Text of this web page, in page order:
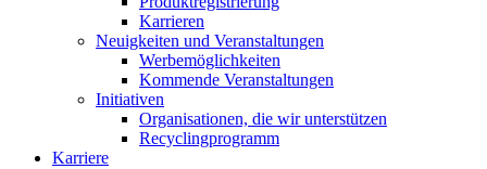
Karrieren
Neuigkeiten und Veranstaltungen
Werbemöglichkeiten
Kommende Veranstaltungen
Initiativen
Organisationen, die wir unterstützen
Recyclingprogramm
Karriere